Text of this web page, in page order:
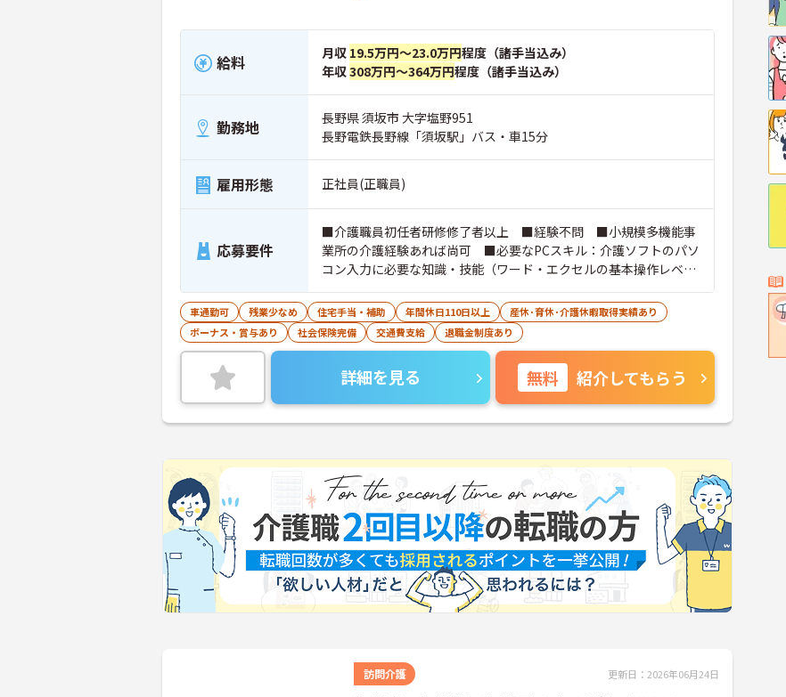
給料 月収 19.5万円～23.0万円程度（諸手当込み）
年収308万円～364万円程度（諸手当込み）
勤務地
長野県 須坂市 大字塩野951
長野電鉄長野線「須坂駅」バス・車15分
雇用形態 正社員(正職員)
応募要件
■介護職員初任者研修修了者以上 ■経験不問 ■小規模多機能事
業所の介護経験あれば尚可 ■必要なPCスキル：介護ソフトのパソ
コン入力に必要な知識・技能（ワード・エクセルの基本操作レベ
ル）
車通勤可 残業少なめ 住宅手当・補助 年間休日110日以上
産休･育休･介護休暇取得実績あり
ボーナス・賞与あり
社会保険完備 交通費支給 退職金制度あり
詳細を見る 無料 紹介してもらう
訪問介護 更新日：2026年06月24日